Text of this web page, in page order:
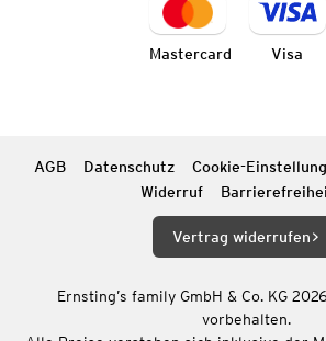
Mastercard Visa
AGB Datenschutz Cookie-
Widerruf
Vertrag widerrufen
Ernsting’s family GmbH & Co. KG
vorbehalten.